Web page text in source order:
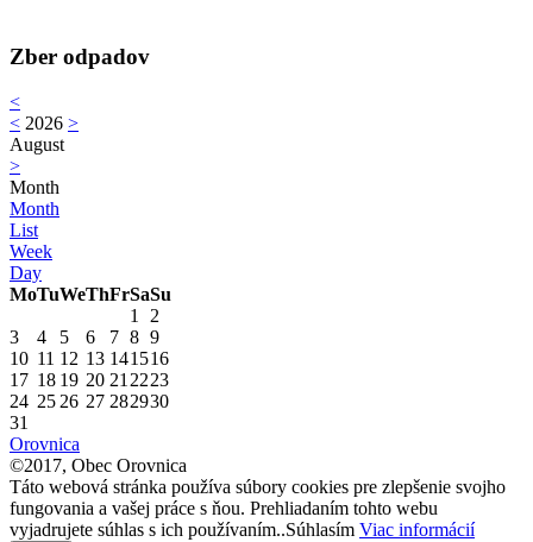
Zber odpadov
<
< 2026 >
August
>
Month
Month
List
Week
Day
MoTuWeThFrSaSu
1
2
3
4 5 6 7 8 9
10 11 12 13 141516
17 18 19 20 21 2223
24 25 26 27 282930
31
Orovnica
©2017, Obec Orovnica
Táto webová stránka používa súbory cookies pre zlepšenie svojho
fungovania a vašej práce s ňou. Prehliadaním tohto webu
vyjadrujete súhlas s ich používaním..Súhlasím Viac informácií